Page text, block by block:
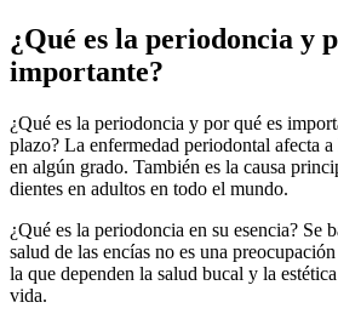
¿Qué es la periodoncia y
importante?
¿Qué es la periodoncia y por qué es
plazo? La enfermedad periodontal afecta
en algún grado. También es la causa
dientes en adultos en todo el mundo.
¿Qué es la periodoncia en su esencia? Se
salud de las encías no es una
la que dependen la salud bucal y la
vida.